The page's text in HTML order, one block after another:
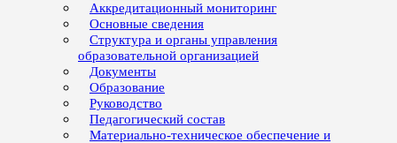
Аккредитационный мониторинг
Основные сведения
Структура и органы управления
образовательной организацией
Документы
Образование
Руководство
Педагогический состав
Материально-техническое обеспечение и